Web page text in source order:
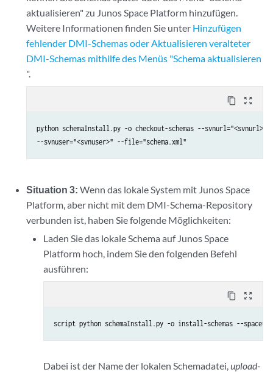
aktualisieren" zu Junos Space Platform hinzufügen.
Weitere Informationen finden Sie unter Hinzufügen
fehlender DMI-Schemas oder Aktualisieren veralteter
DMI-Schemas mithilfe des Menüs "Schema aktualisieren
".
content_copy zoom_out_map
python schemaInstall.py -o checkout-schemas --svnurl="<svnurl>"
Situation 3: Wenn das lokale System mit Junos Space
Platform, aber nicht mit dem DMI-Schema-Repository
verbunden ist, haben Sie folgende Möglichkeiten:
Laden Sie das lokale Schema auf Junos Space
Platform hoch, indem Sie den folgenden Befehl
ausführen:
content_copy zoom_out_map
script python schemaInstall.py -o install-schemas --
Dabei ist der Name der lokalen Schemadatei, upload-